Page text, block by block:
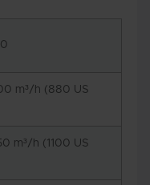
m³/h (880 US
m³/h (1100 US